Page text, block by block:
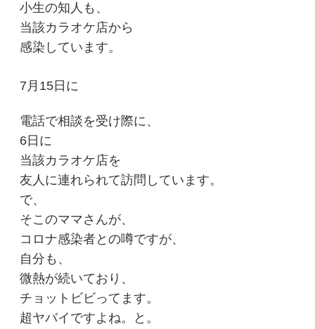
小生の知人も、
当該カラオケ店から
感染しています。
7月15日に
電話で相談を受け際に、
6日に
当該カラオケ店を
友人に連れられて訪問しています。
で、
そこのママさんが、
コロナ感染者との噂ですが、
自分も、
微熱が続いており、
チョットビビってます。
超ヤバイですよね。と。